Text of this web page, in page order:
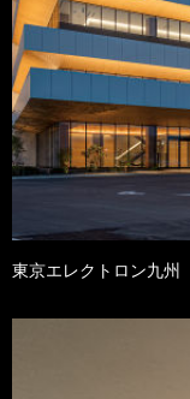
東京エレクトロン九